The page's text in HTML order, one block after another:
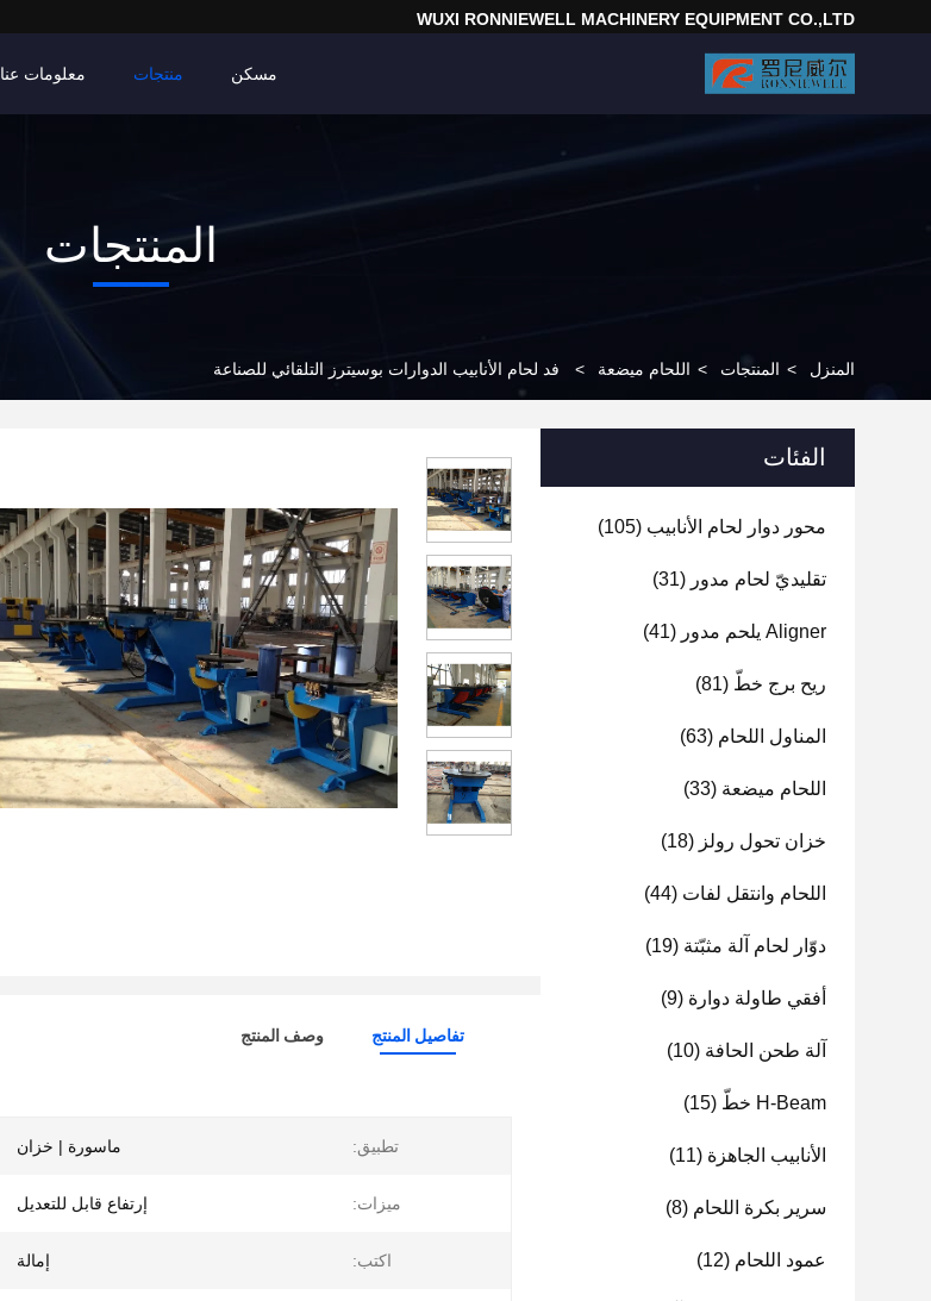
WUXI RONNIEWELL MACHINERY EQUIPMENT CO.,LTD
مسكن منتجات معلومات عنا
المنتجات
المنزل > المنتجات > اللحام ميضعة > فد لحام الأنابيب الدوارات بوسيترز التلقائي للصناعة
الفئات
محور دوار لحام الأنابيب (105)
تقليديّ لحام مدور (31)
Aligner يلحم مدور (41)
ريح برج خطّ (81)
المناول اللحام (63)
اللحام ميضعة (33)
خزان تحول رولز (18)
اللحام وانتقل لفات (44)
دوّار لحام آلة مثبّتة (19)
أفقي طاولة دوارة (9)
آلة طحن الحافة (10)
H-Beam خطّ (15)
الأنابيب الجاهزة (11)
سرير بكرة اللحام (8)
عمود اللحام (12)
تفاصيل المنتج وصف المنتج
تطبيق: ماسورة | خزان
ميزات: إرتفاع قابل للتعديل
اكتب: إمالة